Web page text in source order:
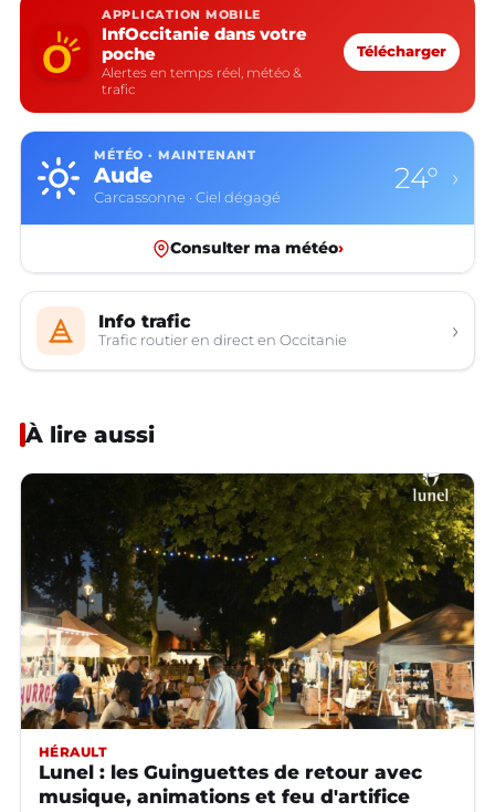
APPLICATION MOBILE
InfOccitanie dans votre
poche
Alertes en temps réel, météo &
trafic
Télécharger
MÉTÉO · MAINTENANT
Aude
Carcassonne · Ciel dégagé
24° ›
Consulter ma météo›
Info trafic
Trafic routier en direct en Occitanie ›
À lire aussi
HÉRAULT
Lunel : les Guinguettes de retour avec
musique, animations et feu d'artifice